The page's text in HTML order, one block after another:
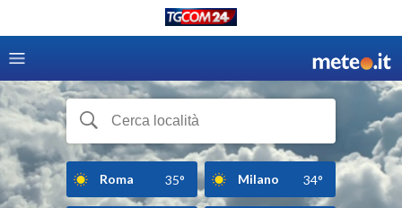
Roma 35° Milano 34°